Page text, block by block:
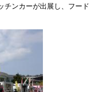
チンカーが出展し、フード